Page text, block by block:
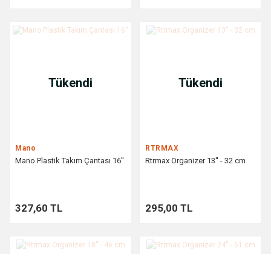
Tükendi
Mano
Mano Plastik Takım Çantası 16''
327,60 TL
Tükendi
RTRMAX
Rtrmax Organizer 13'' - 32 cm
295,00 TL